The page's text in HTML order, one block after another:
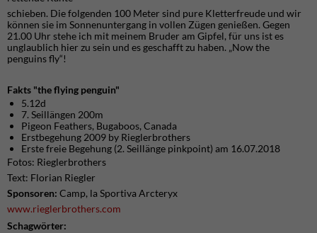
schieben. Die folgenden 100 Meter sind pure Kletterfreude und wir
können sie im Sonnenuntergang in vollen Zügen genießen. Gegen
21.00 Uhr stehe ich mit meinem Bruder am Gipfel, für uns ist es
unglaublich hier zu sein und es geschafft zu haben. „Now the
penguins fly“!
Fakts "the flying penguin"
5.12d
7. Seillängen 200m
Pigeon Feathers, Bugaboos, Canada
Erstbegehung 2009 by Rieglerbrothers
Erste freie Begehung (2. Seillänge pinkpoint) am 16.07.2018
Fotos: Rieglerbrothers
Text: Florian Riegler
Sponsoren: Camp, la Sportiva Arcteryx
www.rieglerbrothers.com
Schagwörter: